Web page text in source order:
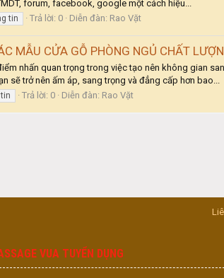
forum, facebook, google một cách hiệu...
tin Trả lời: 0 Diễn đàn: Rao Vặt
MẪU CỬA GỖ PHÒNG NGỦ CHẤT
nhấn quan trọng trong việc tạo nên không gian
sẽ trở nên ấm áp, sang trọng và đẳng cấp hơn bao...
Trả lời: 0 Diễn đàn: Rao Vặt
VUA TUYỂN DỤNG